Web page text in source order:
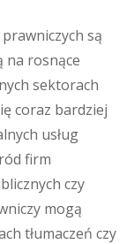
są
na rosnące
sektorach
coraz bardziej
usług
firm
czy
mogą
tłumaczeń czy